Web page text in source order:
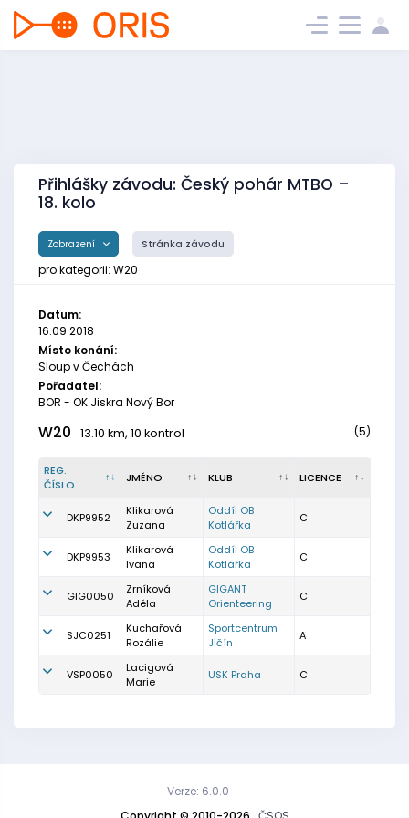
Přihlášky závodu: Český pohár MTBO –
18. kolo
Zobrazení Stránka závodu
pro kategorii: W20
Datum:
16.09.2018
Místo konání:
Sloup v Čechách
Pořadatel:
BOR - OK Jiskra Nový Bor
W20 13.10 km, 10 kontrol (5)
REG.
ČÍSLO
JMÉNO KLUB LICENCE
DKP9952
Klikarová
Zuzana
Oddíl OB
Kotlářka
C
DKP9953
Klikarová
Ivana
Oddíl OB
Kotlářka
C
GIG0050
Zrníková
Adéla
GIGANT
Orienteering
C
SJC0251
Kuchařová
Rozálie
Sportcentrum
Jičín
A
VSP0050
Lacigová
Marie
USK Praha C
Verze: 6.0.0